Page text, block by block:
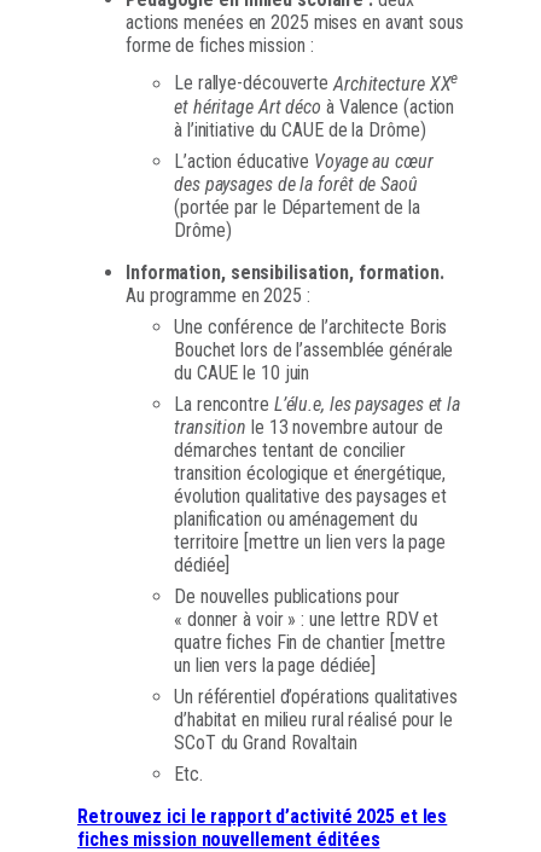
actions menées en 2025 mises en avant sous
forme de fiches mission :
Le rallye-découverte Architecture XXe
et héritage Art déco à Valence (action
à l’initiative du CAUE de la Drôme)
L’action éducative Voyage au cœur
des paysages de la forêt de Saoû
(portée par le Département de la
Drôme)
Information, sensibilisation, formation.
Au programme en 2025 :
Une conférence de l’architecte Boris
Bouchet lors de l’assemblée générale
du CAUE le 10 juin
La rencontre L’élu.e, les paysages et la
transition le 13 novembre autour de
démarches tentant de concilier
transition écologique et énergétique,
évolution qualitative des paysages et
planification ou aménagement du
territoire [mettre un lien vers la page
dédiée]
De nouvelles publications pour
« donner à voir » : une lettre RDV et
quatre fiches Fin de chantier [mettre
un lien vers la page dédiée]
Un référentiel d’opérations qualitatives
d’habitat en milieu rural réalisé pour le
SCoT du Grand Rovaltain
Etc.
Retrouvez ici le rapport d’activité 2025 et les
fiches mission nouvellement éditées